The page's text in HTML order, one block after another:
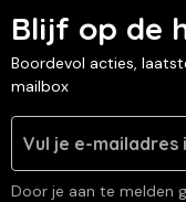
Blijf op de
Boordevol acties,
mailbox
Door je aan te melden